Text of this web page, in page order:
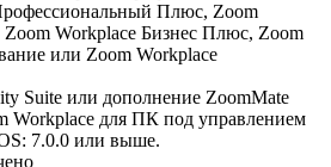
Плюс, Zoom
Zoom Workplace Бизнес Плюс, Zoom
или Zoom Workplace
Suite или дополнение ZoomMate
Workplace для ПК под управлением
7.0.0 или выше.